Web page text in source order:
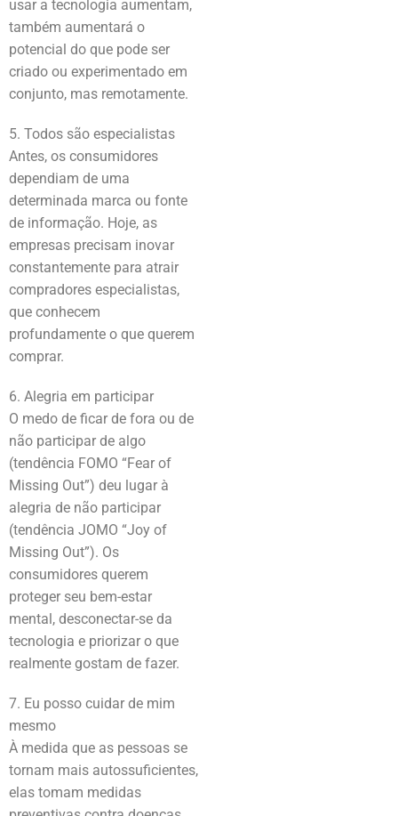
usar a tecnologia aumentam,
também aumentará o
potencial do que pode ser
criado ou experimentado em
conjunto, mas remotamente.
5. Todos são especialistas
Antes, os consumidores
dependiam de uma
determinada marca ou fonte
de informação. Hoje, as
empresas precisam inovar
constantemente para atrair
compradores especialistas,
que conhecem
profundamente o que querem
comprar.
6. Alegria em participar
O medo de ficar de fora ou de
não participar de algo
(tendência FOMO “Fear of
Missing Out”) deu lugar à
alegria de não participar
(tendência JOMO “Joy of
Missing Out”). Os
consumidores querem
proteger seu bem-estar
mental, desconectar-se da
tecnologia e priorizar o que
realmente gostam de fazer.
7. Eu posso cuidar de mim
mesmo
À medida que as pessoas se
tornam mais autossuficientes,
elas tomam medidas